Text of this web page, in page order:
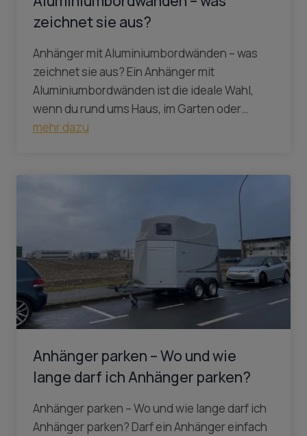
zeichnet sie aus?
Anhänger mit Aluminiumbordwänden – was
zeichnet sie aus? Ein Anhänger mit
Aluminiumbordwänden ist die ideale Wahl,
wenn du rund ums Haus, im Garten oder…
mehr dazu
Anhänger parken – Wo und wie
lange darf ich Anhänger parken?
Anhänger parken – Wo und wie lange darf ich
Anhänger parken? Darf ein Anhänger einfach